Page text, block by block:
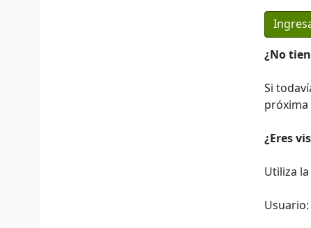
¿No
Si
próxima
¿Eres
Utiliza